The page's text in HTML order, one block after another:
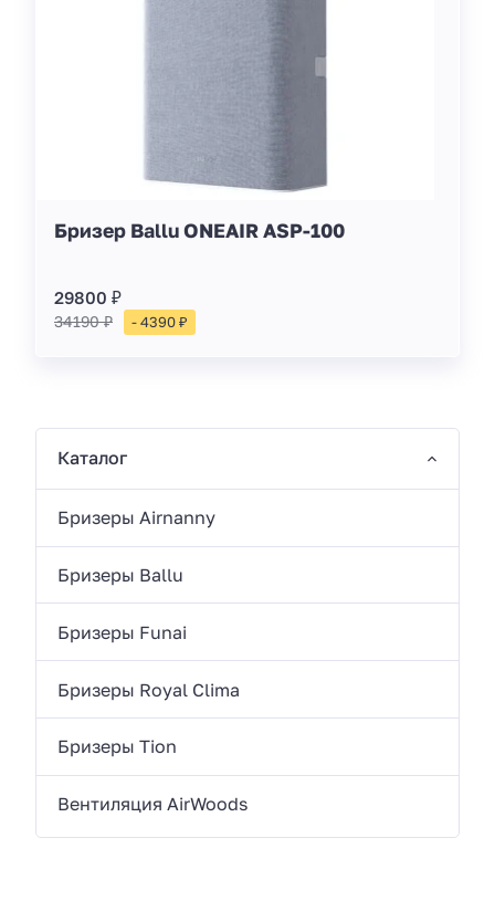
Бризер Ballu ONEAIR ASP-100
29800 ₽
34190 ₽ - 4390 ₽
Каталог
Бризеры Airnanny
Бризеры Ballu
Бризеры Funai
Бризеры Royal Clima
Бризеры Tion
Вентиляция AirWoods